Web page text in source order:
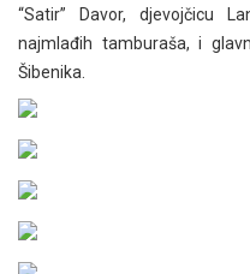
“Satir” Davor, djevojčicu
najmlađih tamburaša, i
Šibenika.